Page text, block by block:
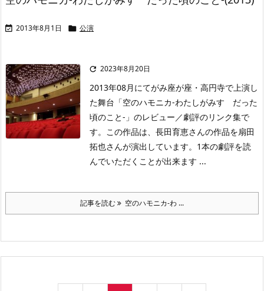
 2013年8月1日  公演
 2023年8月20日
2013年08月にてがみ座が座・高円寺で上演し
た舞台「空のハモニカ-わたしがみすゞだった
頃のこと-」のレビュー／劇評のリンク集で
す。この作品は、長田育恵さんの作品を扇田
拓也さんが演出しています。1本の劇評を読
んでいただくことが出来ます ...
記事を読む 空のハモニカ-わ ...